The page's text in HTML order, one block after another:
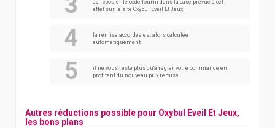
de recopier le code fourni dans la case prévue à cet
effet sur le site Oxybul Eveil Et Jeux
la remise accordée est alors calculée
automatiquement
il ne vous reste plus qu'à régler votre commande en
profitant du nouveau prix remisé
Autres réductions possible pour Oxybul Eveil Et Jeux,
les bons plans